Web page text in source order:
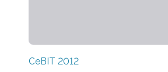
CeBIT 2012